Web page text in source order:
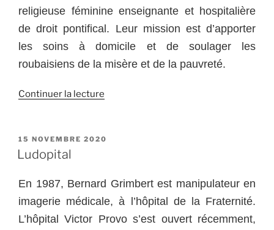
religieuse féminine enseignante et hospitalière
de droit pontifical. Leur mission est d’apporter
les soins à domicile et de soulager les
roubaisiens de la misère et de la pauvreté.
Continuer la lecture
de
PUBLIÉ
LE
15 NOVEMBRE 2020
Ludopital
En 1987, Bernard Grimbert est manipulateur en
imagerie médicale, à l’hôpital de la Fraternité.
L’hôpital Victor Provo s’est ouvert récemment,